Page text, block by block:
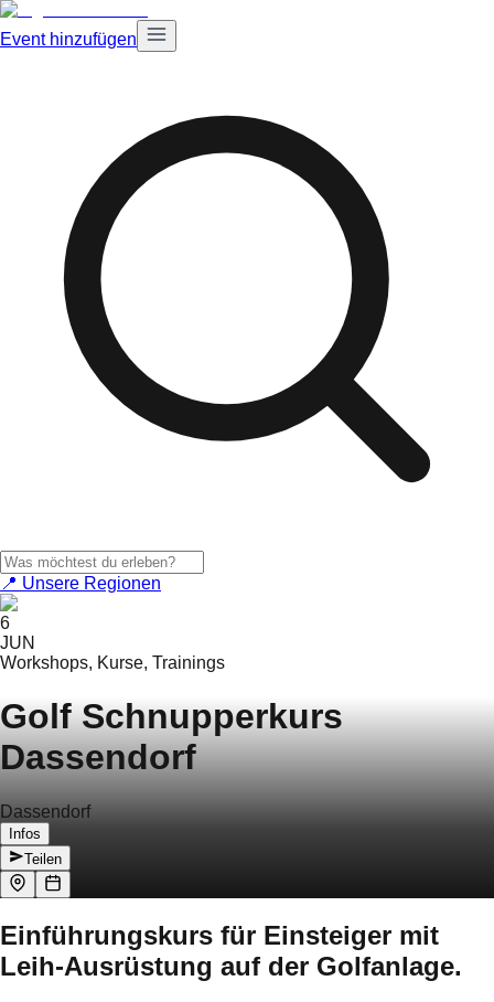
Event hinzufügen
📍 Unsere Regionen
6
JUN
Workshops, Kurse, Trainings
Golf Schnupperkurs
Dassendorf
Dassendorf
Infos
Teilen
Einführungskurs für Einsteiger mit
Leih-Ausrüstung auf der Golfanlage.